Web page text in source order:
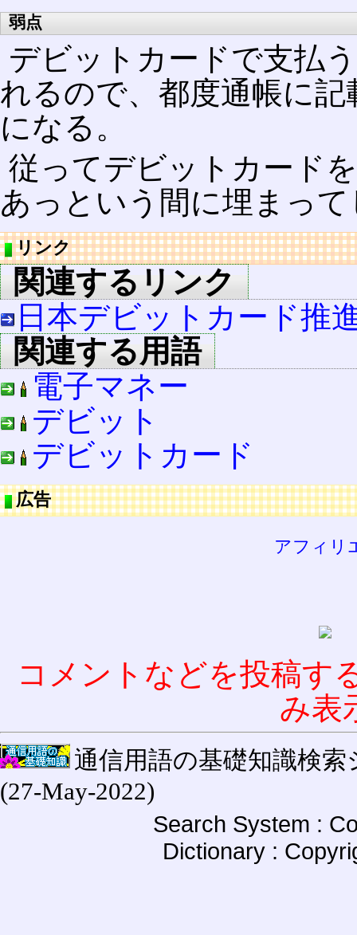
弱点
デビットカードで支払
れるので、都度通帳に
になる。
従ってデビットカード
あっという間に埋まっ
リンク
関連するリンク
日本デビットカード推
関連する用語
電子マネー
デビット
デビットカード
広告
アフィリ
コメントなどを投稿す
み表
通信用語の基礎知識検索
(27-May-2022)
Search System :
Dictionary :